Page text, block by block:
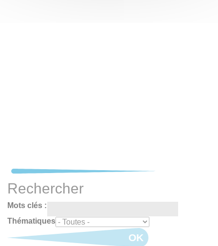
Rechercher
Mots clés :
Thématiques
OK